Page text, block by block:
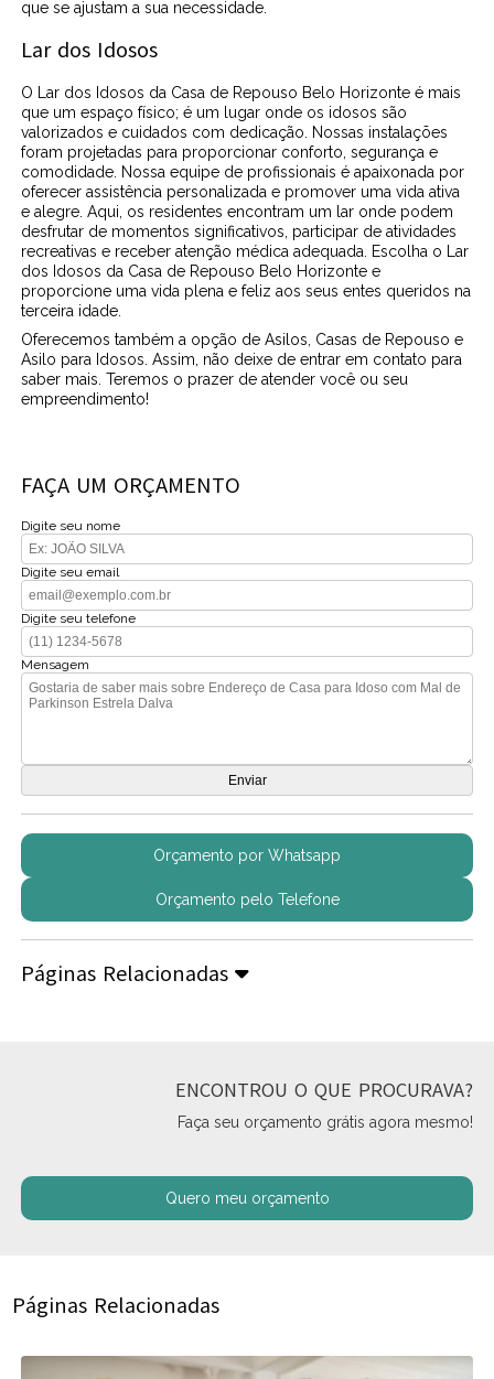
que se ajustam a sua necessidade.
Lar dos Idosos
O Lar dos Idosos da Casa de Repouso Belo Horizonte é mais
que um espaço físico; é um lugar onde os idosos são
valorizados e cuidados com dedicação. Nossas instalações
foram projetadas para proporcionar conforto, segurança e
comodidade. Nossa equipe de profissionais é apaixonada por
oferecer assistência personalizada e promover uma vida ativa
e alegre. Aqui, os residentes encontram um lar onde podem
desfrutar de momentos significativos, participar de atividades
recreativas e receber atenção médica adequada. Escolha o Lar
dos Idosos da Casa de Repouso Belo Horizonte e
proporcione uma vida plena e feliz aos seus entes queridos na
terceira idade.
Oferecemos também a opção de Asilos, Casas de Repouso e
Asilo para Idosos. Assim, não deixe de entrar em contato para
saber mais. Teremos o prazer de atender você ou seu
empreendimento!
FAÇA UM ORÇAMENTO
Digite seu nome
Digite seu email
Digite seu telefone
Mensagem
Orçamento por Whatsapp
Orçamento pelo Telefone
Páginas Relacionadas
ENCONTROU O QUE PROCURAVA?
Faça seu orçamento grátis agora mesmo!
Quero meu orçamento
Páginas Relacionadas